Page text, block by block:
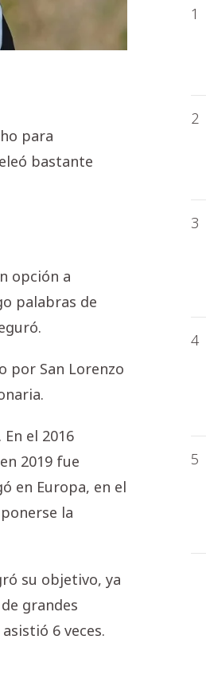
para
bastante
opción a
palabras de
por San Lorenzo
el 2016
2019 fue
en Europa, en el
la
su objetivo, ya
grandes
6 veces.